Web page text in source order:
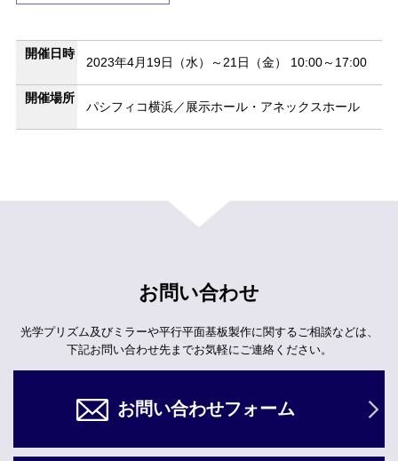
開催日時
2023年4月19日（水）～21日（金） 10:00～17:00
開催場所
パシフィコ横浜／展示ホール・アネックスホール
お問い合わせ
光学プリズム及びミラーや平行平面基板製作に関するご相談などは、
下記お問い合わせ先までお気軽にご連絡ください。
お問い合わせフォーム